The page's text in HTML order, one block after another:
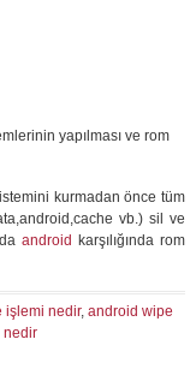
yapılması ve rom
kurmadan önce tüm
vb.) sil ve
android
karşılığında rom
işlemi nedir, android wipe
nedir